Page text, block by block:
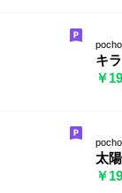
キ
￥
太
￥